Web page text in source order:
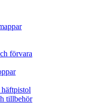
förvara
tillbehör